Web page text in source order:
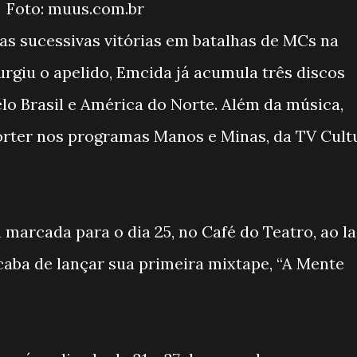
Foto: muus.com.br
sucessivas vitórias em batalhas de MCs na
o apelido, Emcida já acumula três discos
Brasil e América do Norte. Além da música,
nos programas Manos e Minas, da TV
para o dia 25, no Café do Teatro, ao
de lançar sua primeira mixtape, “A Mente